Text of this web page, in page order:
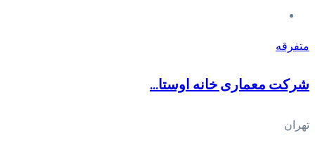
متفرقه
شرکت معماری خانه اوستا...
تهران